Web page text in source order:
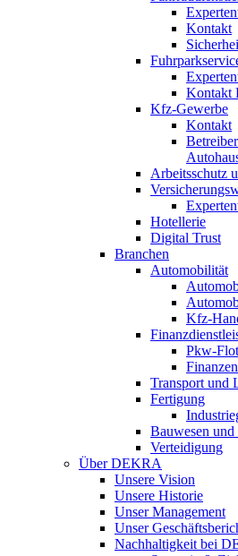
Kontakt
Kontakt
Kfz-Gewerbe
Kontakt
Arbeitsschutz
Hotellerie
Digital Trust
Branchen
Automobilität
Kfz-
Transport und
Fertigung
Bauwesen
Verteidigung
Über DEKRA
Unsere Vision
Unsere Historie
Unser Management
Unser
Nachhaltigkeit bei